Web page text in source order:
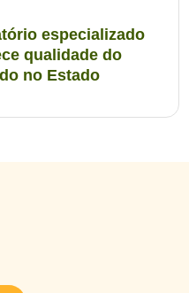
especializado
qualidade do
no Estado